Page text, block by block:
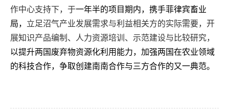
作中心支持下，于一年半的项目期内，携手菲律宾畜业
局， 立足沼气产业发展需求与利益相关方的实际需要，开
展知识产品编制、人力资源培训、示范建设与比较研究，
以提升两国废弃物资源化利用能力，加强两国在农业领域
的科技合作，争取创建南南合作与三方合作的又一典范。